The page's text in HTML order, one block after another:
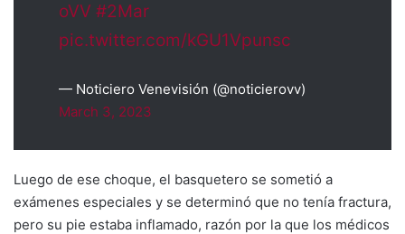
oVV #2Mar
pic.twitter.com/kGU1Vpunsc
— Noticiero Venevisión (@noticierovv)
March 3, 2023
Luego de ese choque, el basquetero se sometió a
exámenes especiales y se determinó que no tenía fractura,
pero su pie estaba inflamado, razón por la que los médicos